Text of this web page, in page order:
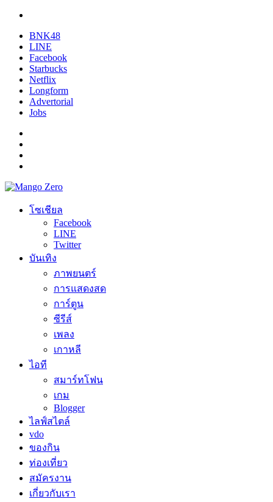
BNK48
LINE
Facebook
Starbucks
Netflix
Longform
Advertorial
Jobs
โซเชียล
Facebook
LINE
Twitter
บันเทิง
ภาพยนตร์
การแสดงสด
การ์ตูน
ซีรีส์
เพลง
เกาหลี
ไอที
สมาร์ทโฟน
เกม
Blogger
ไลฟ์สไตล์
vdo
ของกิน
ท่องเที่ยว
สมัครงาน
เกี่ยวกับเรา